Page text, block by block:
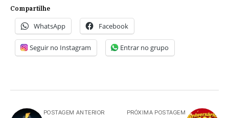
Compartilhe
WhatsApp Facebook
Seguir no Instagram Entrar no grupo
POSTAGEM ANTERIOR PRÓXIMA POSTAGEM